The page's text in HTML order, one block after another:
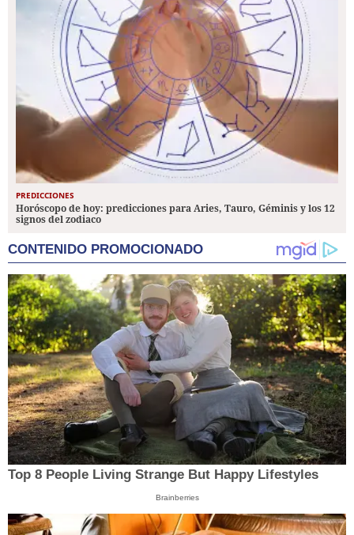
PREDICCIONES
Horóscopo de hoy: predicciones para Aries, Tauro, Géminis y los 12
signos del zodiaco
CONTENIDO PROMOCIONADO
Top 8 People Living Strange But Happy Lifestyles
Brainberries